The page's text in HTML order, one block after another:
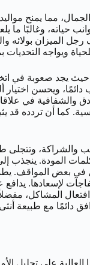
مما يمنح
حياته، وغالبًا
الميزان بولائه
ويواجه التحديات
يجد صعوبة في
ويحسن
في
كما أن تردده قد
والشراكة، وتتجلى
المودة. ينجذب
في بعض
لإسعادها.
افتعال المشاكل،
دائمًا مع طبيعة